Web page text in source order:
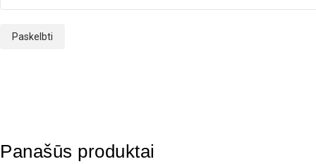
Panašūs produktai